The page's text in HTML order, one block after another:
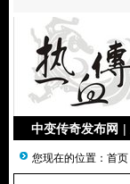
中变传奇发布网 |
您现在的位置： 首页